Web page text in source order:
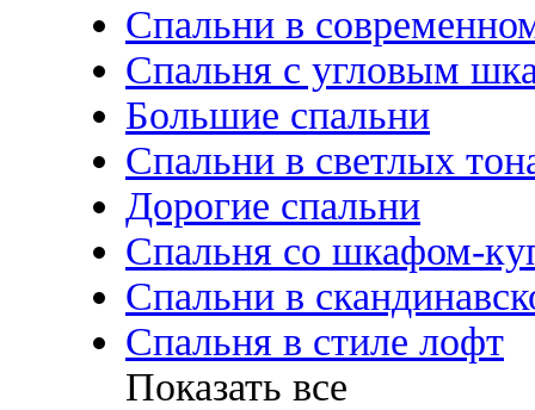
Спальни в
Спальня с угловым
Большие спальни
Спальни в светлых
Дорогие спальни
Спальня со шкафом-
Спальни в
Спальня в стиле лофт
Показать все